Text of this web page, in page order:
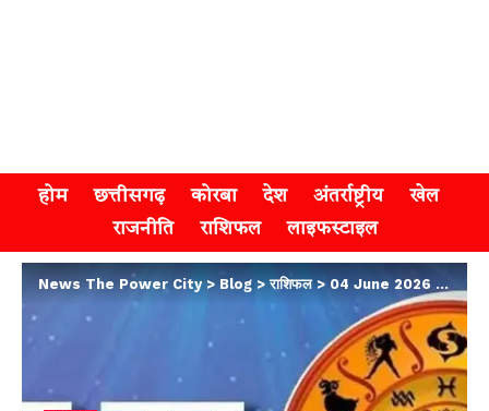
होम छत्तीसगढ़ कोरबा देश अंतर्राष्ट्रीय
खेल
राजनीति
राशिफल लाइफस्टाइल
News The Power City> Blog >राशिफल>04 June 2026 Horoscope : मेष राशि के जातकों को कार्यक्षेत्र में मिल सकती हैं नई जिम्मेदारियां, जानिए अपना राशिफल